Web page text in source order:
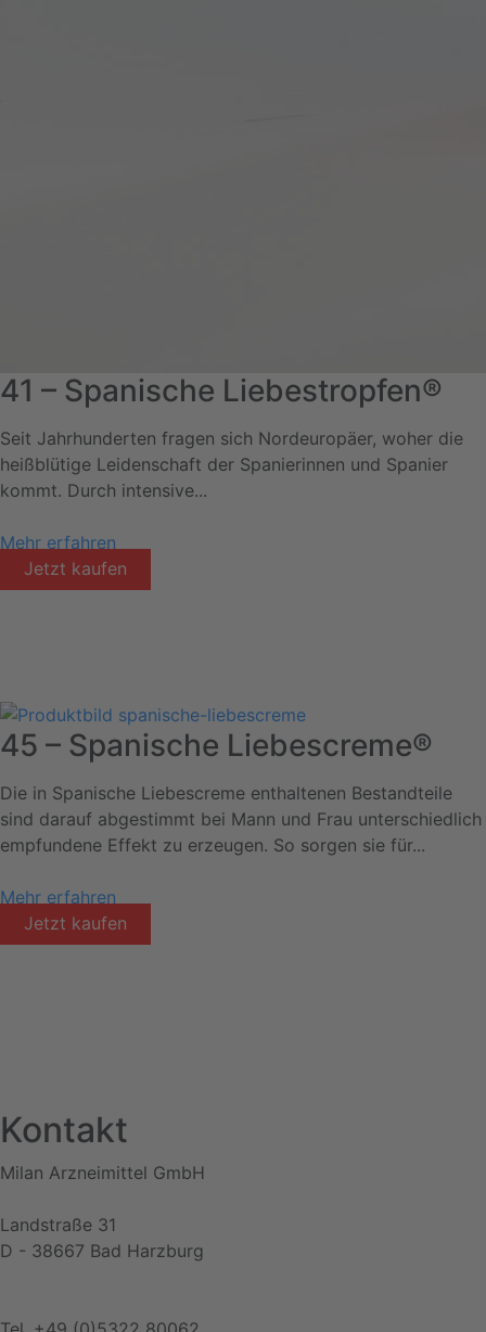
41 – Spanische Liebestropfen®
Seit Jahrhunderten fragen sich Nordeuropäer, woher die
heißblütige Leidenschaft der Spanierinnen und Spanier
kommt. Durch intensive...
Mehr erfahren
Jetzt kaufen
45 – Spanische Liebescreme®
Die in Spanische Liebescreme enthaltenen Bestandteile
sind darauf abgestimmt bei Mann und Frau unterschiedlich
empfundene Effekt zu erzeugen. So sorgen sie für...
Mehr erfahren
Jetzt kaufen
Kontakt
Milan Arzneimittel GmbH
Landstraße 31
D - 38667 Bad Harzburg